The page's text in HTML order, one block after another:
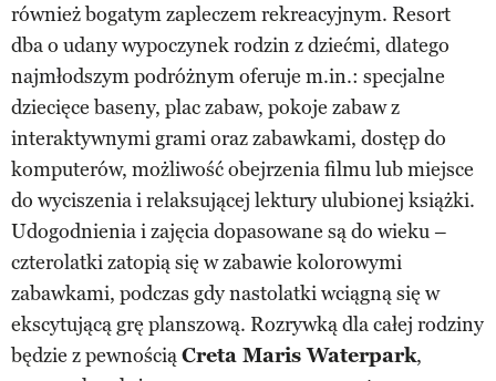
również bogatym zapleczem rekreacyjnym. Resort
dba o udany wypoczynek rodzin z dziećmi, dlatego
najmłodszym podróżnym oferuje m.in.: specjalne
dziecięce baseny, plac zabaw, pokoje zabaw z
interaktywnymi grami oraz zabawkami, dostęp do
komputerów, możliwość obejrzenia filmu lub miejsce
do wyciszenia i relaksującej lektury ulubionej książki.
Udogodnienia i zajęcia dopasowane są do wieku –
czterolatki zatopią się w zabawie kolorowymi
zabawkami, podczas gdy nastolatki wciągną się w
ekscytującą grę planszową. Rozrywką dla całej rodziny
będzie z pewnościąCreta Maris Waterpark,